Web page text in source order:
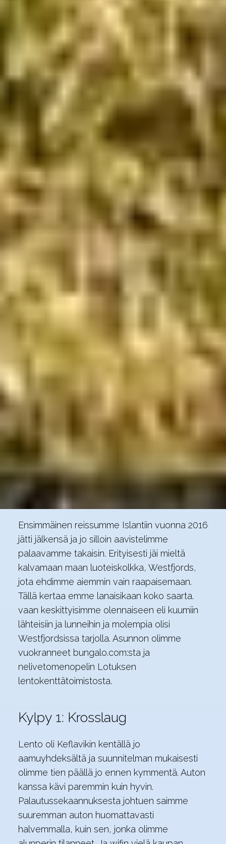
Ensimmäinen reissumme Islantiin vuonna 2016
jätti jälkensä ja jo silloin aavistelimme
palaavamme takaisin. Erityisesti jäi mieltä
kalvamaan maan luoteiskolkka, Westfjords,
jota ehdimme aiemmin vain raapaisemaan.
Tällä kertaa emme lanaisikaan koko saarta.
vaan keskittyisimme olennaiseen eli kuumiin
lähteisiin ja lunneihin ja molempia olisi
Westfjordsissa tarjolla. Asunnon olimme
vuokranneet bungalo.com:sta ja
nelivetomenopelin Lotuksen
lentokenttätoimistosta.
Kylpy 1: Krosslaug
Lento oli Keflavikin kentällä jo
aamuyhdeksältä ja suunnitelman mukaisesti
olimme tien päällä jo ennen kymmentä. Auton
kanssa kävi paremmin kuin hyvin.
Palautussekaannuksesta johtuen saimme
suuremman auton huomattavasti
halvemmalla, kuin sen, jonka olimme